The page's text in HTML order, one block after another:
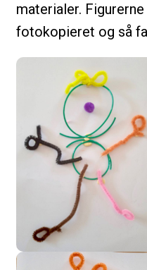
materialer.
fotokopieret og så